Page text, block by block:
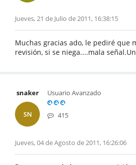
Jueves, 21 de Julio de 2011, 16:38:15
Muchas gracias ado, le pediré que
revisión, si se niega....mala
snaker
SN
Usuario Avanzado
415
Jueves, 04 de Agosto de 2011, 16:26:06